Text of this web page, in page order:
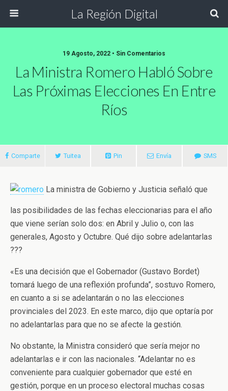
La Región Digital
19 Agosto, 2022 • Sin Comentarios
La Ministra Romero Habló Sobre
Las Próximas Elecciones En Entre
Ríos
Comparte Tuitea Pin Envía SMS
La ministra de Gobierno y Justicia señaló que
las posibilidades de las fechas eleccionarias para el año
que viene serían solo dos: en Abril y Julio o, con las
generales, Agosto y Octubre. Qué dijo sobre adelantarlas
???
«Es una decisión que el Gobernador (Gustavo Bordet)
tomará luego de una reflexión profunda”, sostuvo Romero,
en cuanto a si se adelantarán o no las elecciones
provinciales del 2023. En este marco, dijo que optaría por
no adelantarlas para que no se afecte la gestión.
No obstante, la Ministra consideró que sería mejor no
adelantarlas e ir con las nacionales. “Adelantar no es
conveniente para cualquier gobernador que esté en
gestión, porque en un proceso electoral muchas cosas